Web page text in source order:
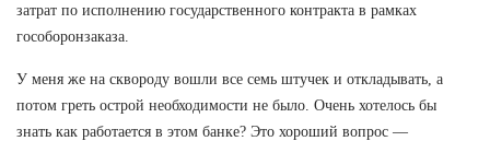
затрат по исполнению государственного контракта в рамках
гособоронзаказа.
У меня же на сквороду вошли все семь штучек и откладывать, а
потом греть острой необходимости не было. Очень хотелось бы
знать как работается в этом банке? Это хороший вопрос —